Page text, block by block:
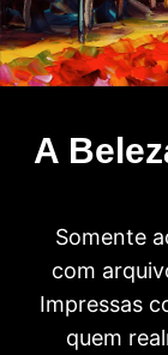
A
Somente
com
Impressas
quem